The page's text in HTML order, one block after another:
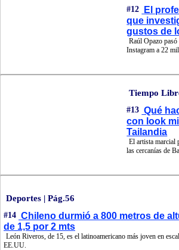
#12
El
que
gustos de
Raúl Opazo
Instagram a 22 mil
Tiempo
#13 Qué
con look
Tailandia
El artista marcial
las cercanías de
Deportes | Pág.56
#14 Chileno durmió a 800 metros de
de 1,5 por 2 mts
León Riveros, de 15, es el latinoamericano más joven en
EE.UU.